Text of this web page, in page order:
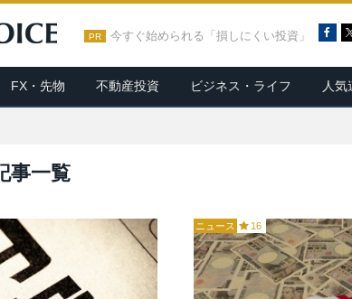
PR 今すぐ始められる「損しにくい投資」
c
e
b
FX・先物 不動産投資 ビジネス・ライフ 人気
事一覧
ニュース 16